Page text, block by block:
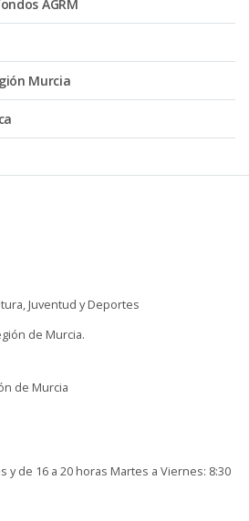
AGRM
Murcia
Juventud y Deportes
de Murcia.
de Murcia
y de 16 a 20 horas Martes a Viernes: 8:30